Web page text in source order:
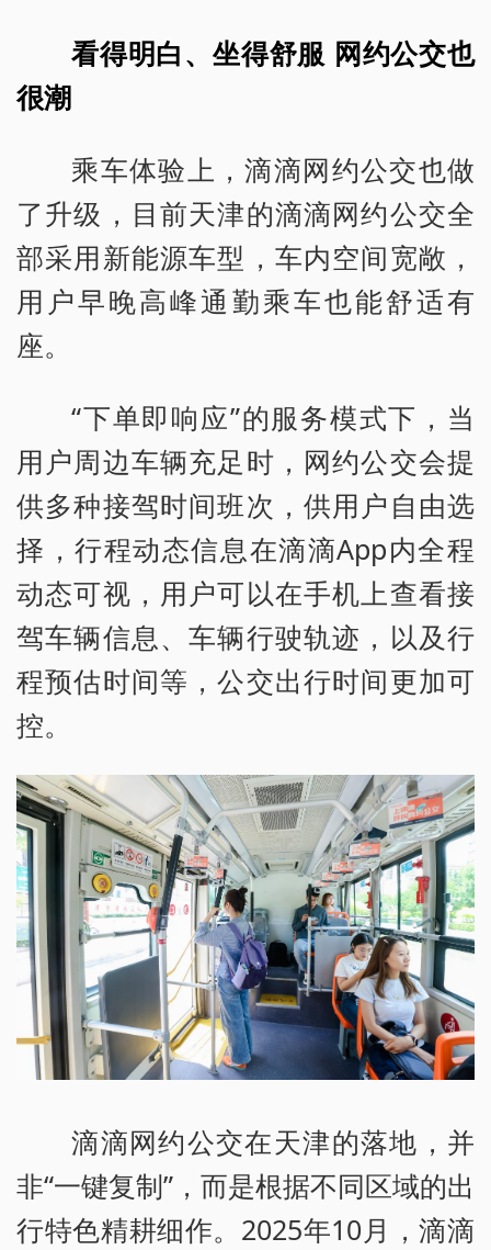
看得明白、坐得舒服 网约公交也
很潮
乘车体验上，滴滴网约公交也做
了升级，目前天津的滴滴网约公交全
部采用新能源车型，车内空间宽敞，
用户早晚高峰通勤乘车也能舒适有
座。
“下单即响应”的服务模式下，当
用户周边车辆充足时，网约公交会提
供多种接驾时间班次，供用户自由选
择，行程动态信息在滴滴App内全程
动态可视，用户可以在手机上查看接
驾车辆信息、车辆行驶轨迹，以及行
程预估时间等，公交出行时间更加可
控。
滴滴网约公交在天津的落地，并
非“一键复制”，而是根据不同区域的出
行特色精耕细作。2025年10月，滴滴